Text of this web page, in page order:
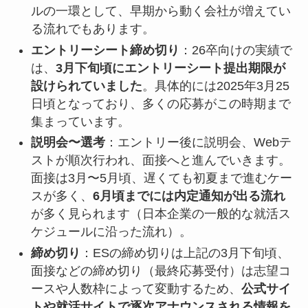
ルの一環として、早期から動く会社が増えてい
る流れでもあります。
エントリーシート締め切り ：26卒向けの実績で
は、 3月下旬頃にエントリーシート提出期限が
設けられていました。具体的には2025年3月25
日頃となっており、多くの応募がこの時期まで
集まっています。
説明会〜選考：エントリー後に説明会、Webテ
ストが順次行われ、面接へと進んでいきます。
面接は3月〜5月頃、遅くても初夏まで進むケー
スが多く、 6月頃までには内定通知が出る流れ
が多く見られます（日本企業の一般的な就活ス
ケジュールに沿った流れ）。
締め切り ：ESの締め切りは上記の3月下旬頃、
面接などの締め切り（最終応募受付）は志望コ
ースや人数枠によって変動するため、 公式サイ